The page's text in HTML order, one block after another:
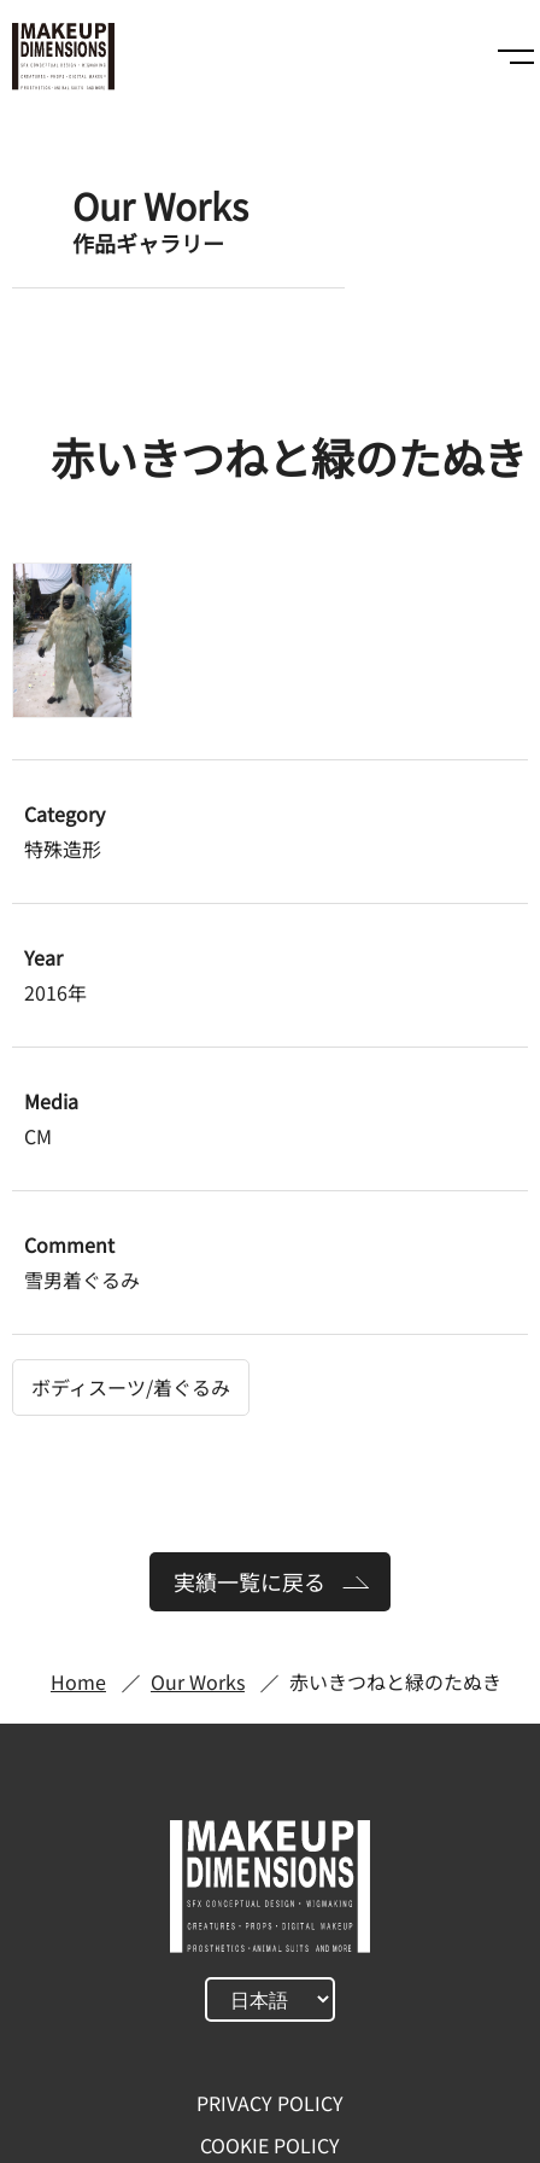
Our Works
作品ギャラリー
赤いきつねと緑のたぬき
Category
特殊造形
Year
2016年
Media
CM
Comment
雪男着ぐるみ
ボディスーツ/着ぐるみ
実績一覧に戻る
Home Our Works 赤いきつねと緑のたぬき
PRIVACY POLICY
COOKIE POLICY